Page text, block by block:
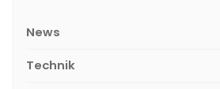
News
Technik